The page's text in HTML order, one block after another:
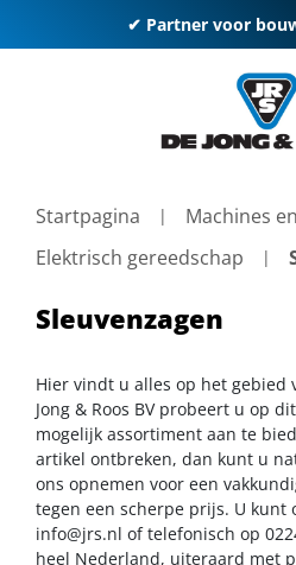
✔ Partner voor
Startpagina
Machines
Elektrisch gereedschap
Sleuvenzagen
Hier vindt u alles op het gebied
Jong & Roos BV probeert u op
mogelijk assortiment aan te
artikel ontbreken, dan kunt u
ons opnemen voor een
tegen een scherpe prijs. U kunt
info@jrs.nl of telefonisch op
heel Nederland, uiteraard met